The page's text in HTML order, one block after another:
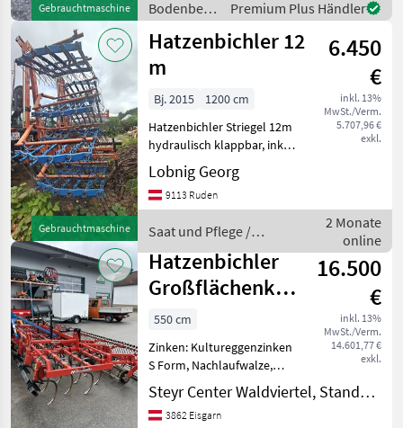
Gebrauchtmaschine
Doppelherzschare,
Doppelkrümmlerwalze
Boden
Bodenbearbeitung
/
Hatzenbichler
Premium Plus Händler
Gebrauchtmaschine
Hatzenbichler 12
m
6.450
€
inkl. 13%
MwSt./Verm.
5.707,96 €
exkl.
Bj. 2015
1200 cm
Hatzenbichler Striegel 12m
hydraulisch klappbar, inkl.
Tasträder und
Winkelverstellung der
Zinken, 8mm Zinken Saat
Federzahnegge
Lobnig Georg
9113 Ruden
Saat und Pflege /
Hatzenbichler
2 Monate
online
Hatzenbichler
Großflächenkombination
5,5m
16.500
€
inkl. 13%
MwSt./Verm.
14.601,77 €
exkl.
550 cm
Zinken: Kultureggenzinken
S Form, Nachlaufwalze,
Hydraulisch klappbar
Ausstattung: - Arbeitsbreite
5, 5m - 50 Stk. schwere
Steyr Center Waldviertel, Standort Eisgarn
3862 Eisgarn